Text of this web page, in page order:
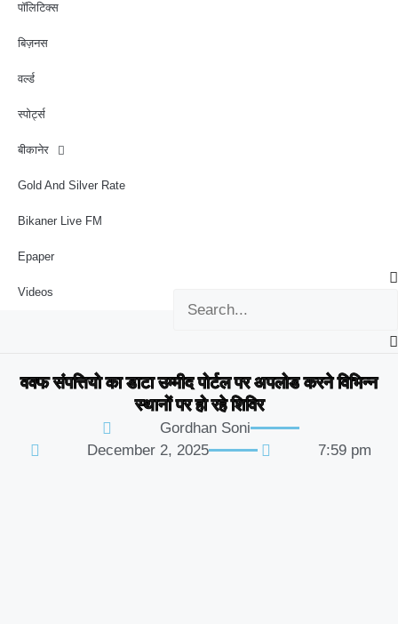
पॉलिटिक्स
बिज़नस
वर्ल्ड
स्पोर्ट्स
बीकानेर
Gold And Silver Rate
Bikaner Live FM
Epaper
Videos
वक्फ संपत्तियो का डाटा उम्मीद पोर्टल पर अपलोड करने विभिन्न
स्थानों पर हो रहे शिविर
Gordhan Soni
December 2, 2025
7:59 pm